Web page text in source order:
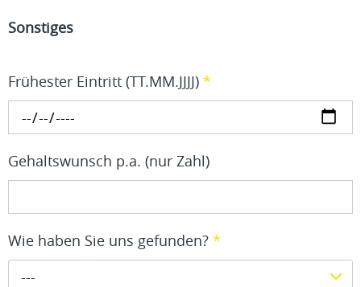
Sonstiges
Frühester Eintritt (TT.MM.JJJJ) *
Gehaltswunsch p.a. (nur Zahl)
Wie haben Sie uns gefunden? *
---